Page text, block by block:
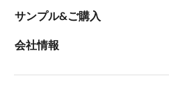
サンプル&ご購入
会社情報
画
Peter Bechberger